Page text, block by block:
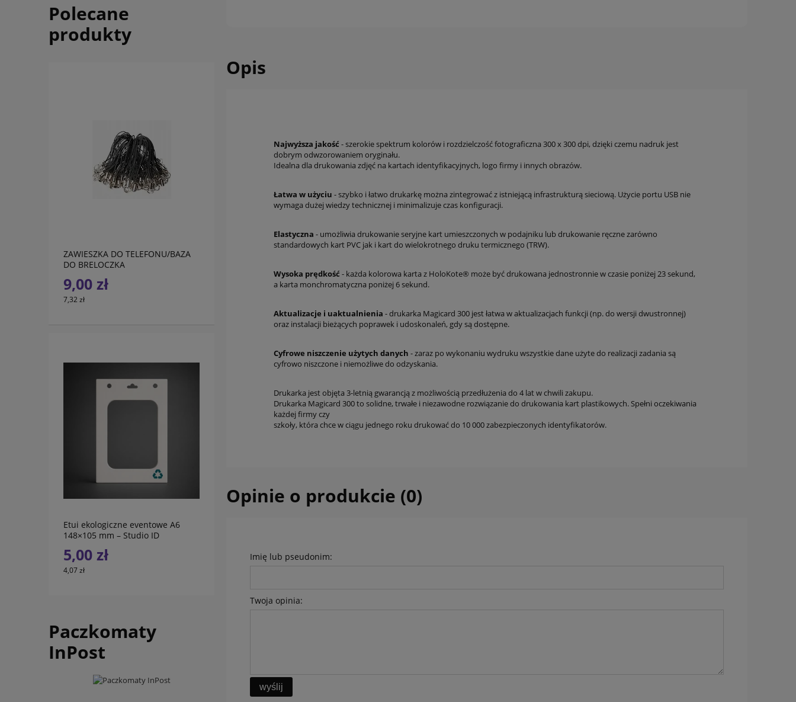
Polecane
produkty
ZAWIESZKA DO TELEFONU/BAZA
DO BRELOCZKA
9,00 zł
7,32 zł
Etui ekologiczne eventowe A6
148×105 mm – Studio ID
5,00 zł
4,07 zł
do koszyka
Paczkomaty
InPost
Opis
Najwyższa jakość - szerokie spektrum kolorów i rozdzielczość fotograficzna 300 x 300 dpi, dzięki czemu nadruk jest
dobrym odwzorowaniem oryginału.
Idealna dla drukowania zdjęć na kartach identyfikacyjnych, logo firmy i innych obrazów.
Łatwa w użyciu - szybko i łatwo drukarkę można zintegrować z istniejącą infrastrukturą sieciową. Użycie portu USB nie
wymaga dużej wiedzy technicznej i minimalizuje czas konfiguracji.
Elastyczna - umożliwia drukowanie seryjne kart umieszczonych w podajniku lub drukowanie ręczne zarówno
standardowych kart PVC jak i kart do wielokrotnego druku termicznego (TRW).
Wysoka prędkość - każda kolorowa karta z HoloKote® może być drukowana jednostronnie w czasie poniżej 23 sekund,
a karta monchromatyczna poniżej 6 sekund.
Aktualizacje i uaktualnienia - drukarka Magicard 300 jest łatwa w aktualizacjach funkcji (np. do wersji dwustronnej)
oraz instalacji bieżących poprawek i udoskonaleń, gdy są dostępne.
Cyfrowe niszczenie użytych danych - zaraz po wykonaniu wydruku wszystkie dane użyte do realizacji zadania są
cyfrowo niszczone i niemożliwe do odzyskania.
Drukarka jest objęta 3-letnią gwarancją z możliwością przedłużenia do 4 lat w chwili zakupu.
Drukarka Magicard 300 to solidne, trwałe i niezawodne rozwiązanie do drukowania kart plastikowych. Spełni oczekiwania
każdej firmy czy
szkoły, która chce w ciągu jednego roku drukować do 10 000 zabezpieczonych identyfikatorów.
Opinie o produkcie (0)
Imię lub pseudonim:
Twoja opinia:
wyślij